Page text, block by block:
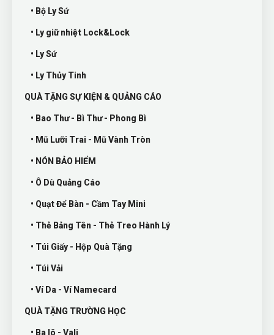
• Bộ Ly Sứ
• Ly giữ nhiệt Lock&Lock
• Ly Sứ
• Ly Thủy Tinh
QUÀ TẶNG SỰ KIỆN & QUẢNG CÁO
• Bao Thư - Bì Thư - Phong Bì
• Mũ Lưỡi Trai - Mũ Vành Tròn
• NÓN BẢO HIỂM
• Ô Dù Quảng Cáo
• Quạt Để Bàn - Cầm Tay Mini
• Thẻ Bảng Tên - Thẻ Treo Hành Lý
• Túi Giấy - Hộp Quà Tặng
• Túi Vải
• Ví Da - Ví Namecard
QUÀ TẶNG TRƯỜNG HỌC
• Ba lô - Vali